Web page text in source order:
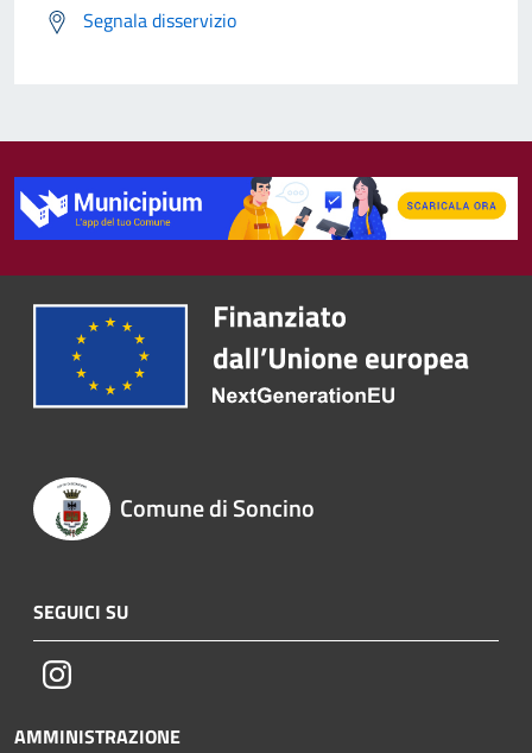
Segnala disservizio
Comune di Soncino
SEGUICI SU
Instagram
AMMINISTRAZIONE